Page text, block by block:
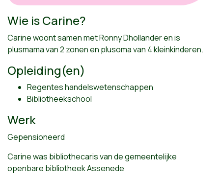
Wie is Carine?
Carine woont samen met Ronny Dhollander en is
plusmama van 2 zonen en plusoma van 4 kleinkinderen.
Opleiding(en)
Regentes handelswetenschappen
Bibliotheekschool
Werk
Gepensioneerd
Carine was bibliothecaris van de gemeentelijke
openbare bibliotheek Assenede